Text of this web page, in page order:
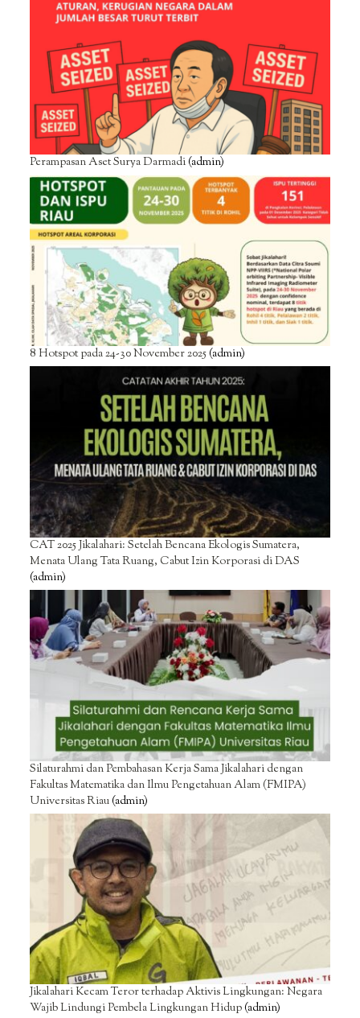
Perampasan Aset Surya Darmadi(admin)
8 Hotspot pada 24-30 November 2025(admin)
CAT 2025 Jikalahari: Setelah Bencana Ekologis Sumatera,
Menata Ulang Tata Ruang, Cabut Izin Korporasi di DAS
(admin)
Silaturahmi dan Pembahasan Kerja Sama Jikalahari dengan
Fakultas Matematika dan Ilmu Pengetahuan Alam (FMIPA)
Universitas Riau(admin)
Jikalahari Kecam Teror terhadap Aktivis Lingkungan: Negara
Wajib Lindungi Pembela Lingkungan Hidup(admin)